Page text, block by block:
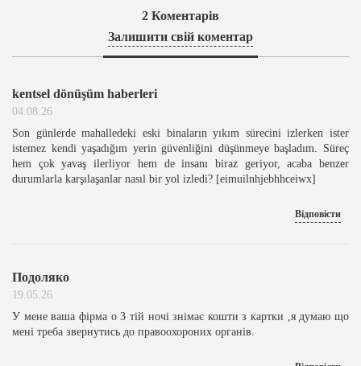
2 Коментарів
Залишити свій коментар
kentsel dönüşüm haberleri
04.08.26
Son günlerde mahalledeki eski binaların yıkım sürecini izlerken ister
istemez kendi yaşadığım yerin güvenliğini düşünmeye başladım. Süreç
hem çok yavaş ilerliyor hem de insanı biraz geriyor, acaba benzer
durumlarla karşılaşanlar nasıl bir yol izledi? [eimuilnhjebhhceiwx]
Відповісти
Подоляко
19.05.26
У мене ваша фірма о 3 тій ночі знімає кошти з картки ,я думаю що
мені треба звернутись до правоохороних органів.